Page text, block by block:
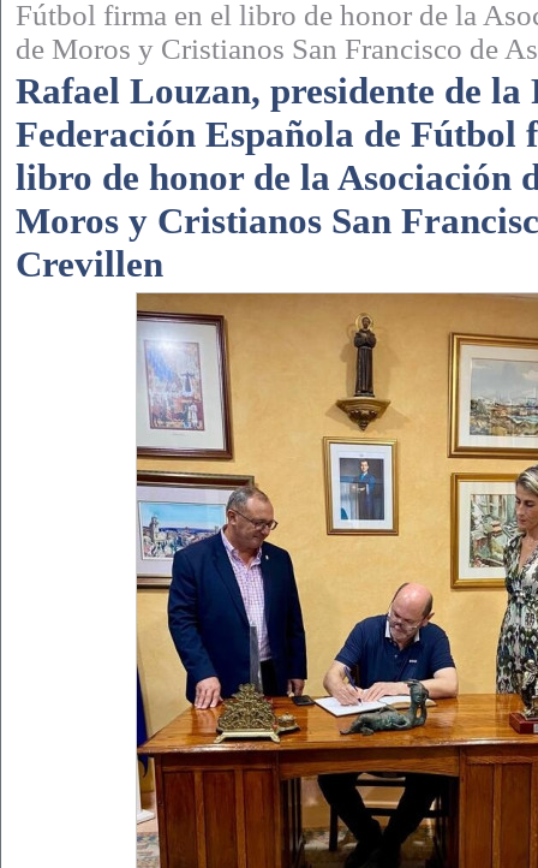
Fútbol firma en el libro de honor de la
de Moros y Cristianos San Francisco de
Rafael Louzan, presidente de la
Federación Española de Fútbol
libro de honor de la Asociación
Moros y Cristianos San
Crevillen